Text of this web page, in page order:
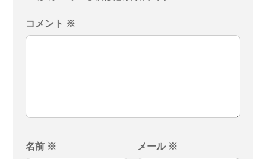
コメント ※
名前 ※ メール ※